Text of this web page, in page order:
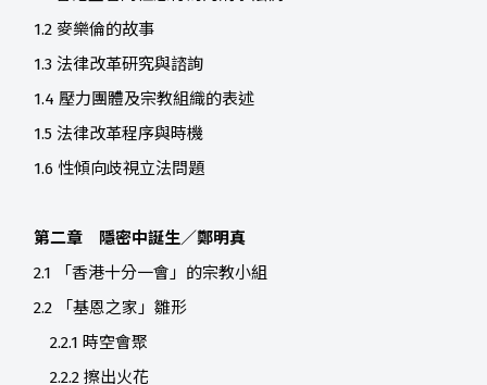
1.2 麥樂倫的故事
1.3 法律改革研究與諮詢
1.4 壓力團體及宗教組織的表述
1.5 法律改革程序與時機
1.6 性傾向歧視立法問題
第二章 隱密中誕生／鄭明真
2.1 「香港十分一會」的宗教小組
2.2 「基恩之家」雛形
2.2.1 時空會聚
2.2.2 擦出火花